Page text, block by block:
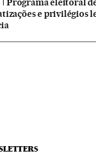
Programa eleitoral
e privilégios